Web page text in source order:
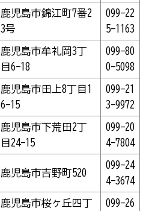
鹿児島市錦江町7番2
3号
099-22
5-1163
鹿児島市牟礼岡3丁
目6-18
099-80
0-5098
鹿児島市田上8丁目1
6-15
099-21
3-9972
鹿児島市下荒田2丁
目24-15
099-20
4-7804
鹿児島市吉野町520
099-24
4-3674
鹿児島市桜ヶ丘四丁
099-26